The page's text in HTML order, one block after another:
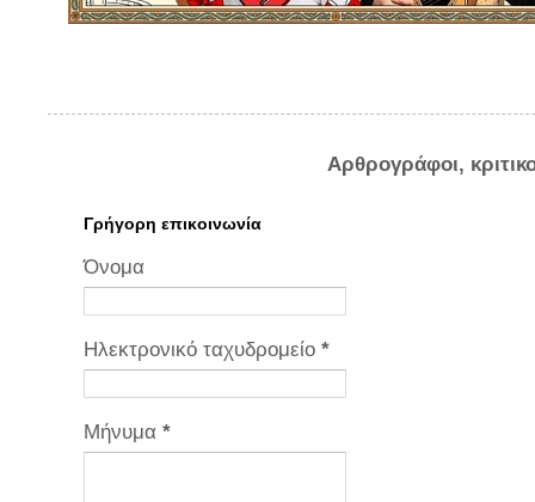
Αρθρογράφοι,
Γρήγορη επικοινωνία
Όνομα
Ηλεκτρονικό ταχυδρομείο *
Μήνυμα *